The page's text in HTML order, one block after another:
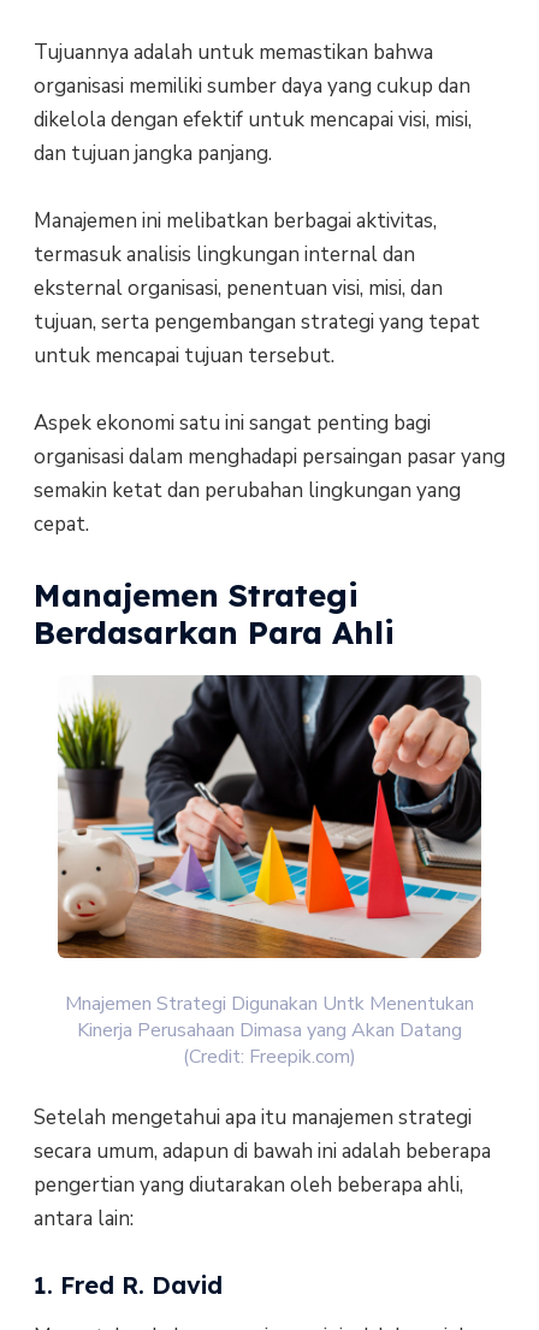
Tujuannya adalah untuk memastikan bahwa
organisasi memiliki sumber daya yang cukup dan
dikelola dengan efektif untuk mencapai visi, misi,
dan tujuan jangka panjang.
Manajemen ini melibatkan berbagai aktivitas,
termasuk analisis lingkungan internal dan
eksternal organisasi, penentuan visi, misi, dan
tujuan, serta pengembangan strategi yang tepat
untuk mencapai tujuan tersebut.
Aspek ekonomi satu ini sangat penting bagi
organisasi dalam menghadapi persaingan pasar yang
semakin ketat dan perubahan lingkungan yang
cepat.
Manajemen Strategi
Berdasarkan Para Ahli
Mnajemen Strategi Digunakan Untk Menentukan
Kinerja Perusahaan Dimasa yang Akan Datang
(Credit: Freepik.com)
Setelah mengetahui apa itu manajemen strategi
secara umum, adapun di bawah ini adalah beberapa
pengertian yang diutarakan oleh beberapa ahli,
antara lain:
1. Fred R. David